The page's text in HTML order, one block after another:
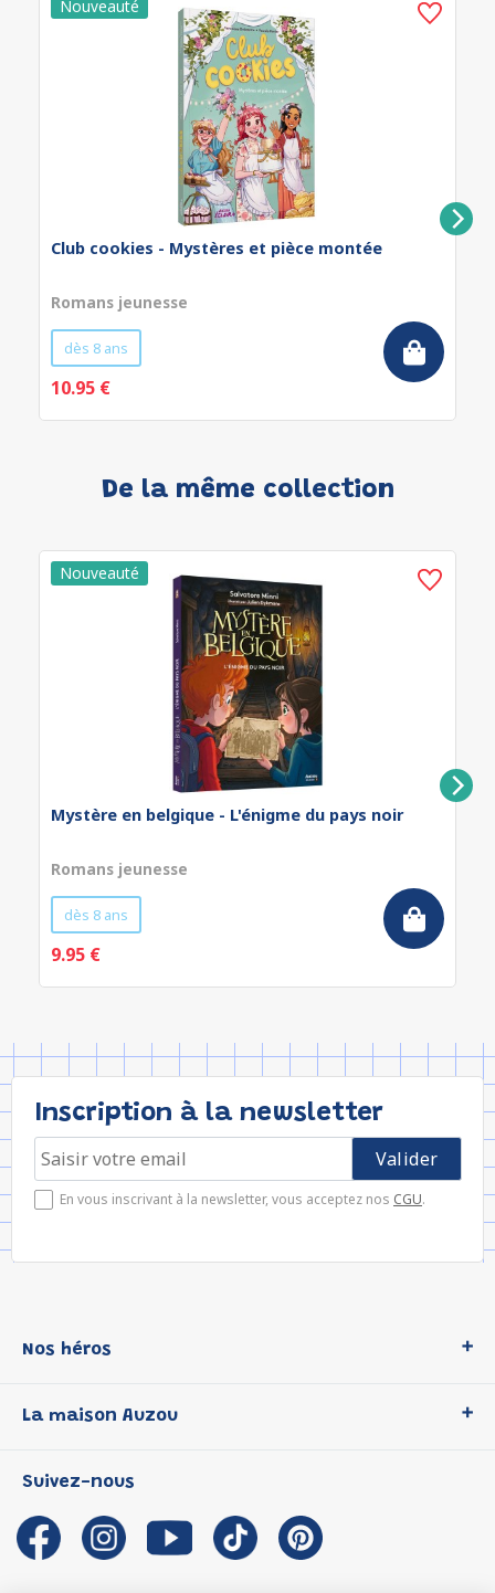
Club cookies - Mystères et pièce montée
Romans jeunesse
dès 8 ans
10.95 €
De la même collection
Mystère en belgique - L'énigme du pays noir
Romans jeunesse
dès 8 ans
9.95 €
Inscription à la newsletter
En vous inscrivant à la newsletter, vous acceptez nos CGU.
Nos héros
P'tit Loup
Les Influenceuses
Migali
Petite Taupe
La maison Auzou
Notre histoire
Auzou s'engage
Auteurs et illustrateurs Auzou
Suivez-nous